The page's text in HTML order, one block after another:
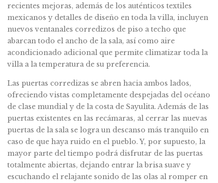
recientes mejoras, además de los auténticos textiles
mexicanos y detalles de diseño en toda la villa, incluyen
nuevos ventanales corredizos de piso a techo que
abarcan todo el ancho de la sala, así como aire
acondicionado adicional que permite climatizar toda la
villa a la temperatura de su preferencia.
Las puertas corredizas se abren hacia ambos lados,
ofreciendo vistas completamente despejadas del océano
de clase mundial y de la costa de Sayulita. Además de las
puertas existentes en las recámaras, al cerrar las nuevas
puertas de la sala se logra un descanso más tranquilo en
caso de que haya ruido en el pueblo. Y, por supuesto, la
mayor parte del tiempo podrá disfrutar de las puertas
totalmente abiertas, dejando entrar la brisa suave y
escuchando el relajante sonido de las olas al romper en